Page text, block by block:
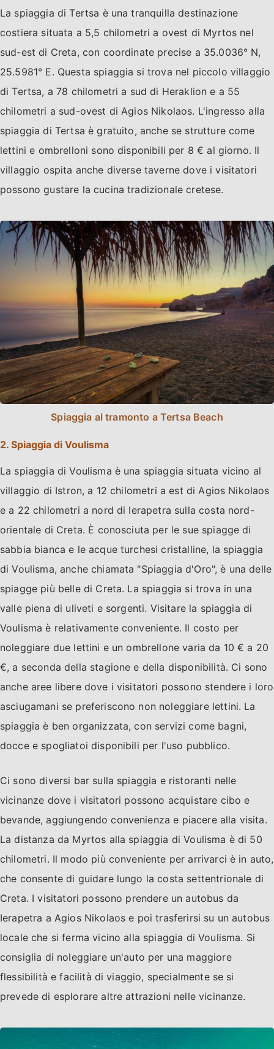
La spiaggia di Tertsa è una tranquilla destinazione
costiera situata a 5,5 chilometri a ovest di Myrtos nel
sud-est di Creta, con coordinate precise a 35.0036° N,
25.5981° E. Questa spiaggia si trova nel piccolo villaggio
di Tertsa, a 78 chilometri a sud di Heraklion e a 55
chilometri a sud-ovest di Agios Nikolaos. L'ingresso alla
spiaggia di Tertsa è gratuito, anche se strutture come
lettini e ombrelloni sono disponibili per 8 € al giorno. Il
villaggio ospita anche diverse taverne dove i visitatori
possono gustare la cucina tradizionale cretese.
Spiaggia al tramonto a Tertsa Beach
2. Spiaggia di Voulisma
La spiaggia di Voulisma è una spiaggia situata vicino al
villaggio di Istron, a 12 chilometri a est di Agios Nikolaos
e a 22 chilometri a nord di Ierapetra sulla costa nord-
orientale di Creta. È conosciuta per le sue spiagge di
sabbia bianca e le acque turchesi cristalline, la spiaggia
di Voulisma, anche chiamata "Spiaggia d'Oro", è una delle
spiagge più belle di Creta. La spiaggia si trova in una
valle piena di uliveti e sorgenti. Visitare la spiaggia di
Voulisma è relativamente conveniente. Il costo per
noleggiare due lettini e un ombrellone varia da 10 € a 20
€, a seconda della stagione e della disponibilità. Ci sono
anche aree libere dove i visitatori possono stendere i loro
asciugamani se preferiscono non noleggiare lettini. La
spiaggia è ben organizzata, con servizi come bagni,
docce e spogliatoi disponibili per l'uso pubblico.
Ci sono diversi bar sulla spiaggia e ristoranti nelle
vicinanze dove i visitatori possono acquistare cibo e
bevande, aggiungendo convenienza e piacere alla visita.
La distanza da Myrtos alla spiaggia di Voulisma è di 50
chilometri. Il modo più conveniente per arrivarci è in auto,
che consente di guidare lungo la costa settentrionale di
Creta. I visitatori possono prendere un autobus da
Ierapetra a Agios Nikolaos e poi trasferirsi su un autobus
locale che si ferma vicino alla spiaggia di Voulisma. Si
consiglia di noleggiare un'auto per una maggiore
flessibilità e facilità di viaggio, specialmente se si
prevede di esplorare altre attrazioni nelle vicinanze.